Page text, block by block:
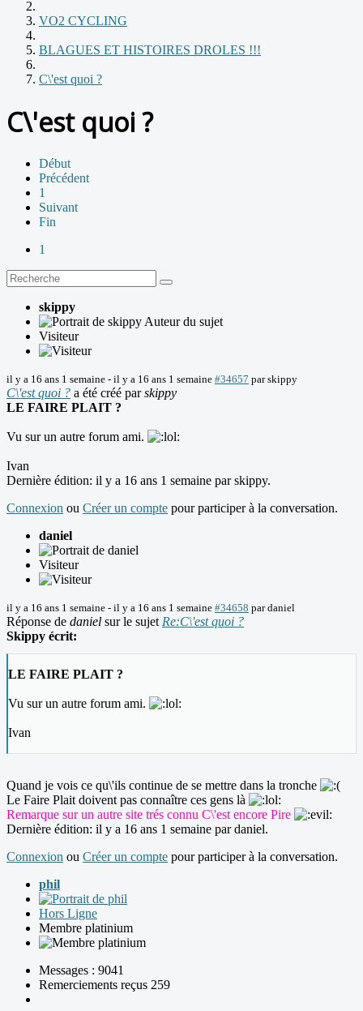
VO2 CYCLING
BLAGUES ET HISTOIRES DROLES !!!
C\'est quoi ?
C\'est quoi ?
Début
Précédent
1
Suivant
Fin
1
skippy
Auteur du sujet
Visiteur
il y a 16 ans 1 semaine - il y a 16 ans 1 semaine #34657 parskippy
C\'est quoi ? a été créé parskippy
LE FAIRE PLAIT ?
Vu sur un autre forum ami.
Ivan
Dernière édition: il y a 16 ans 1 semaine parskippy.
Connexion ou Créer un compte pour participer à la conversation.
daniel
Visiteur
il y a 16 ans 1 semaine - il y a 16 ans 1 semaine #34658 pardaniel
Réponse de daniel sur le sujet Re:C\'est quoi ?
Skippy écrit:
LE FAIRE PLAIT ?
Vu sur un autre forum ami.
Ivan
Quand je vois ce qu\'ils continue de se mettre dans la tronche
Le Faire Plait doivent pas connaître ces gens là
Remarque sur un autre site trés connu C\'est encore Pire
Dernière édition: il y a 16 ans 1 semaine pardaniel.
Connexion ou Créer un compte pour participer à la conversation.
phil
Hors Ligne
Membre platinium
Messages : 9041
Remerciements reçus 259